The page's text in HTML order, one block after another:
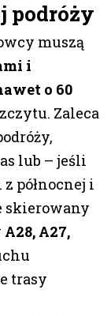
podróży
muszą
i
o 60
Zaleca
lub – jeśli
północnej i
skierowany
A28, A27,
trasy